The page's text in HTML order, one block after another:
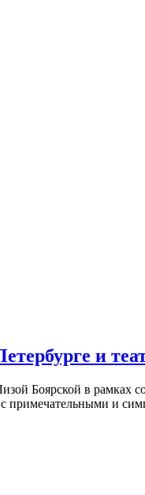
и
Боярской в
примечательными и